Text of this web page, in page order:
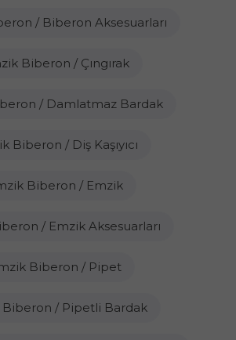
/ Biberon Aksesuarları
Biberon / Çıngırak
/ Damlatmaz Bardak
Biberon / Diş Kaşıyıcı
Biberon / Emzik
/ Emzik Aksesuarları
Biberon / Pipet
Biberon / Pipetli Bardak